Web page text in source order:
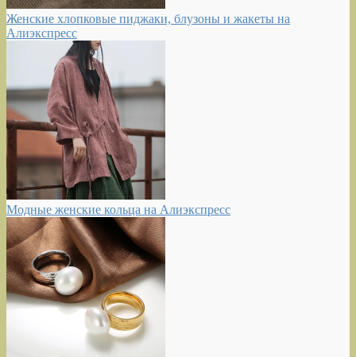
Женские хлопковые пиджаки, блузоны и жакеты на
Алиэкспресс
Модные женские кольца на Алиэкспресс